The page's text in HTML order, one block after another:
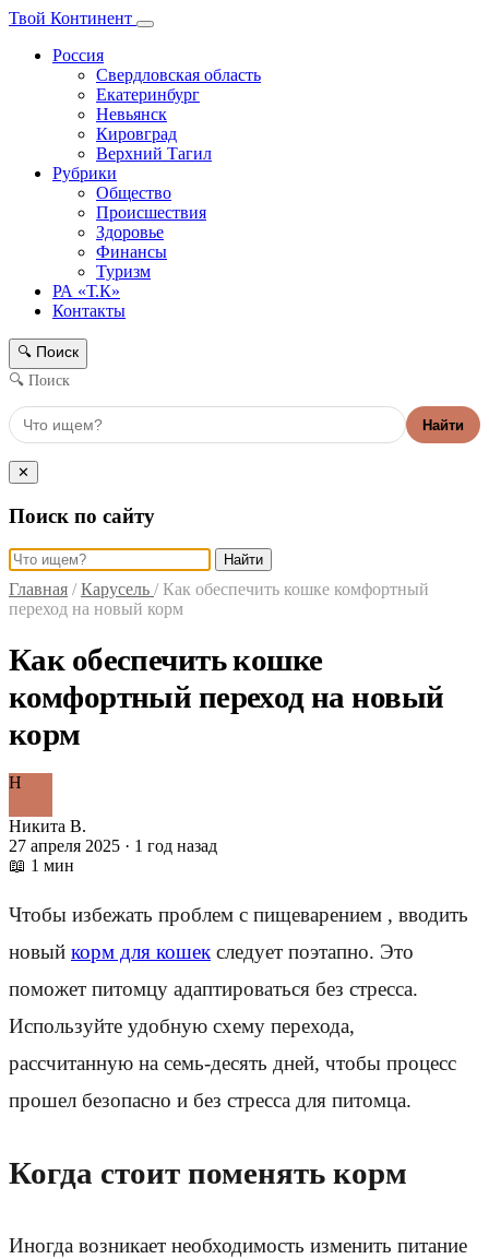
Твой Континент
Россия
Свердловская область
Екатеринбург
Невьянск
Кировград
Верхний Тагил
Рубрики
Общество
Происшествия
Здоровье
Финансы
Туризм
РА «Т.К»
Контакты
🔍 Поиск
🔍 Поиск
Найти
✕
Поиск по сайту
Найти
Главная / Карусель / Как обеспечить кошке комфортный
переход на новый корм
Как обеспечить кошке
комфортный переход на новый
корм
Н
Никита В.
27 апреля 2025 · 1 год назад
📖 1 мин
Чтобы избежать проблем с пищеварением , вводить
новый корм для кошек следует поэтапно. Это
поможет питомцу адаптироваться без стресса.
Используйте удобную схему перехода,
рассчитанную на семь-десять дней, чтобы процесс
прошел безопасно и без стресса для питомца.
Когда стоит поменять корм
Иногда возникает необходимость изменить питание